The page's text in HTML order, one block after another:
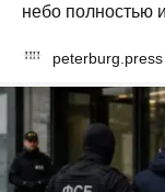
небо полностью
peterburg.press